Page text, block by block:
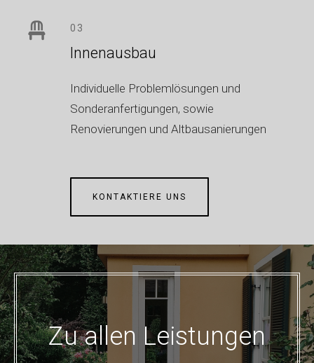
03
Innenausbau
Individuelle Problemlösungen und
Sonderanfertigungen, sowie
Renovierungen und Altbausanierungen
KONTAKTIERE UNS
Zu allen Leistungen